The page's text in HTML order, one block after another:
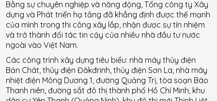
Bằng sự chuyên nghiệp và năng động, Tổng công ty Xây
dựng và Phát triển hạ tầng đã khẳng định được thế mạnh
của mình trong thi công xây lắp, nhận được sự tín nhiệm
và trở thành đối tác tin cậy của nhiều nhà đầu tư nước
ngoài vào Việt Nam.
Các công trình xây dựng tiêu biểu: nhà máy thủy điện
Bản Chát, thủy điện Đăkđrinh, thủy điện Sơn La, nhà máy
nhiệt điện Mông Dương 1, đường Quảng Trị, tòa soạn Báo
Thanh niên, đường sắt đô thị thành phố Hồ Chí Minh, khu